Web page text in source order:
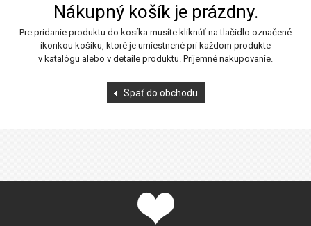
Nákupný košík je prázdny.
Pre pridanie produktu do kosíka musíte kliknúť na tlačidlo označené
ikonkou košíku, ktoré je umiestnené pri každom produkte
v katalógu alebo v detaile produktu. Príjemné nakupovanie.
Späť do obchodu